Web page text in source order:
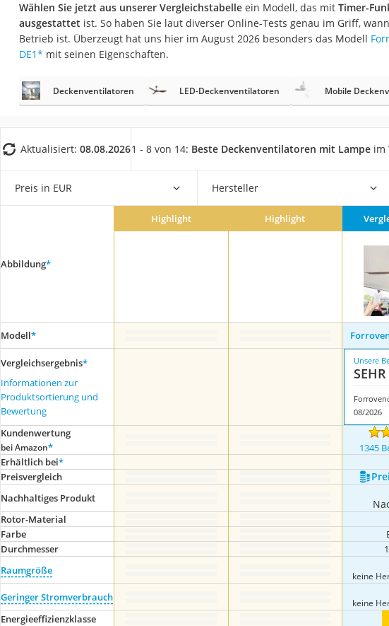
Fliesenschneider
Hochdruckreiniger
Überwachungskamera
Benzinrasenmäher mit
Löschdecke
Winterharte Palmen
Gasdurchlauferhitzer
Wählen Sie jetzt aus unserer Vergleichstabelleein Modell, das mit Timer-
ausgestattet ist. So haben Sie laut diverser Online-Tests genau im Griff,
Betrieb ist. Überzeugt hat uns hier im August 2026 besonders das Modell
DE1* mit seinen Eigenschaften.
Deckenventilatoren LED-Deckenventilatoren Mobile
Aktualisiert: 08.08.20261 - 8 von 14: Beste Deckenventilatoren mit Lampe im
Preis in EUR Hersteller
Abbildung*
Highlight Highlight
Modell*
Vergleichsergebnis*
Informationen zur
Produktsortierung und
Bewertung
Unsere
08/2026
Kundenwertung
bei Amazon* 1345
Erhältlich bei*
Preis­vergleich
Nachhaltiges Produkt
Rotor-Material
Farbe
Durchmesser
Raumgröße
keine
Geringer Stromverbrauch keine
Energieeffizienzklasse